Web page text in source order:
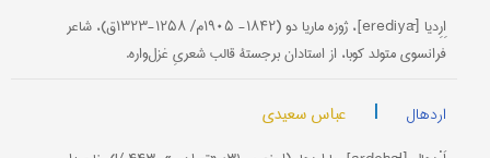
اِرِدیا [erediyā]، ژوزه ماریا دو (۱۸۴۲- ۱۹۰۵م/ ۱۲۵۸-۱۳۲۳ق)، شاعر
فرانسوی متولد کوبا، از استادان برجستۀ قالب شعریِ غزل‌واره.
اردهال | عباس سعیدی